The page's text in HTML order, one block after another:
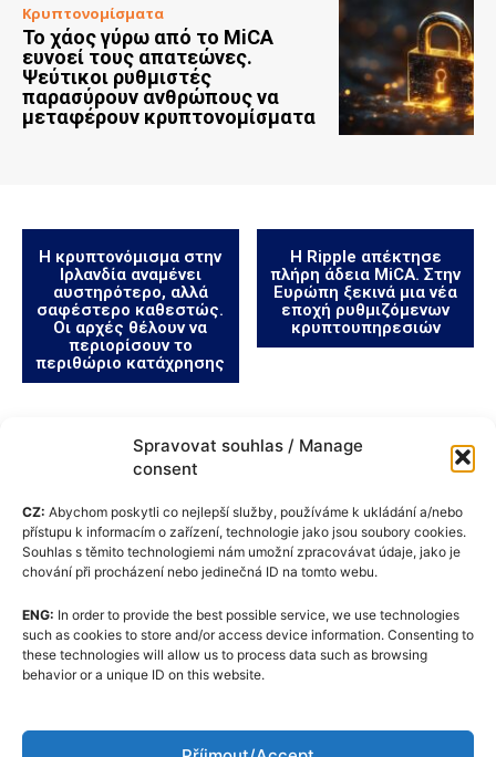
Spravovat souhlas / Manage
consent
CZ: Abychom poskytli co nejlepší služby, používáme k ukládání a/nebo
přístupu k informacím o zařízení, technologie jako jsou soubory cookies.
Souhlas s těmito technologiemi nám umožní zpracovávat údaje, jako je
chování při procházení nebo jedinečná ID na tomto webu.
ENG: In order to provide the best possible service, we use technologies
such as cookies to store and/or access device information. Consenting to
these technologies will allow us to process data such as browsing
behavior or a unique ID on this website.
Κρυπτονομίσματα
Το χάος γύρω από το MiCA
ευνοεί τους απατεώνες.
Ψεύτικοι ρυθμιστές
παρασύρουν ανθρώπους να
μεταφέρουν κρυπτονομίσματα
Η κρυπτονόμισμα στην
Ιρλανδία αναμένει
αυστηρότερο, αλλά
σαφέστερο καθεστώς.
Οι αρχές θέλουν να
περιορίσουν το
περιθώριο κατάχρησης
Η Ripple απέκτησε
πλήρη άδεια MiCA. Στην
Ευρώπη ξεκινά μια νέα
εποχή ρυθμιζόμενων
κρυπτουπηρεσιών
Πολιτική cookie (ΕΕ)
GDPR
Κώδικας Δεοντολογίας